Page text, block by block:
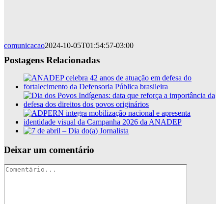
comunicacao2024-10-05T01:54:57-03:00
Postagens Relacionadas
Deixar um comentário
Comentário